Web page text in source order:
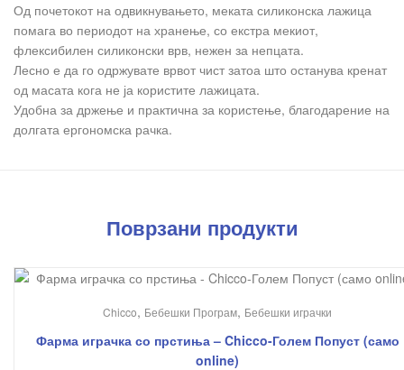
Од почетокот на одвикнувањето, меката силиконска лажица
помага во периодот на хранење, со екстра мекиот,
флексибилен силиконски врв, нежен за непцата.
Лесно е да го одржувате врвот чист затоа што останува кренат
од масата кога не ја користите лажицата.
Удобна за држење и практична за користење, благодарение на
долгата ергономска рачка.
Поврзани продукти
Chicco, Бебешки Програм, Бебешки играчки
Фарма играчка со прстиња – Chicco-Голем Попуст (само
online)